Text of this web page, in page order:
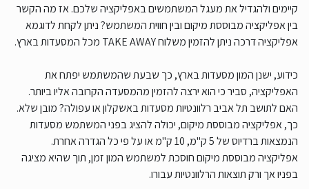
קיימים ולהגדיל את מעגל המשתמשים באפליקציה שלכם. אז מה הקשר
בין אפליקציה מבוססת מיקום ובין חווית המשתמש? ניתן לקחת לדוגמא
אפליקציה דרכה ניתן להזמין משלוח TAKE AWAY מכל המסעדות בארץ.
כידוע, ישנן המון מסעדות בארץ, כך שבעת שהמשתמש יפתח את
האפליקציה, סביר כי הוא ירצה להזמין מהמסעדה הקרובה אליו ביותר.
האם לתושב תל אביב רלוונטיות מסעדות באשקלון או עפולה? מובן שלא.
כך, אפליקציה מבוססת מיקום, יכולה להציג בפני המשתמש מסעדות
הנמצאות ברדיוס של 5 ק"מ, 10 ק"מ או על פי כל הגדרה אחרת.
אפליקציה מבוססת מיקום חוסכת למשתמש המון זמן, תוך שהיא מציגה
בפניו אך ורק תוצאות הרלוונטיות עבורו.